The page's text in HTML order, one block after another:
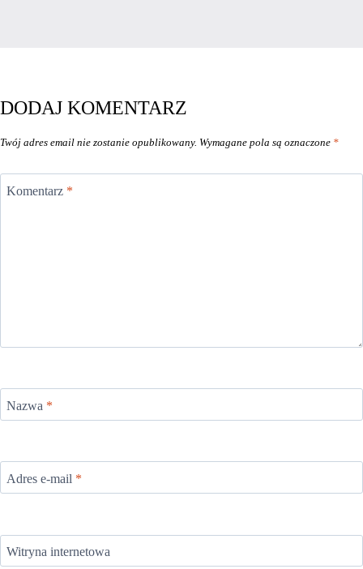
DODAJ KOMENTARZ
Twój adres email nie zostanie opublikowany. Wymagane pola są oznaczone *
Komentarz *
Nazwa *
Adres e-mail *
Witryna internetowa